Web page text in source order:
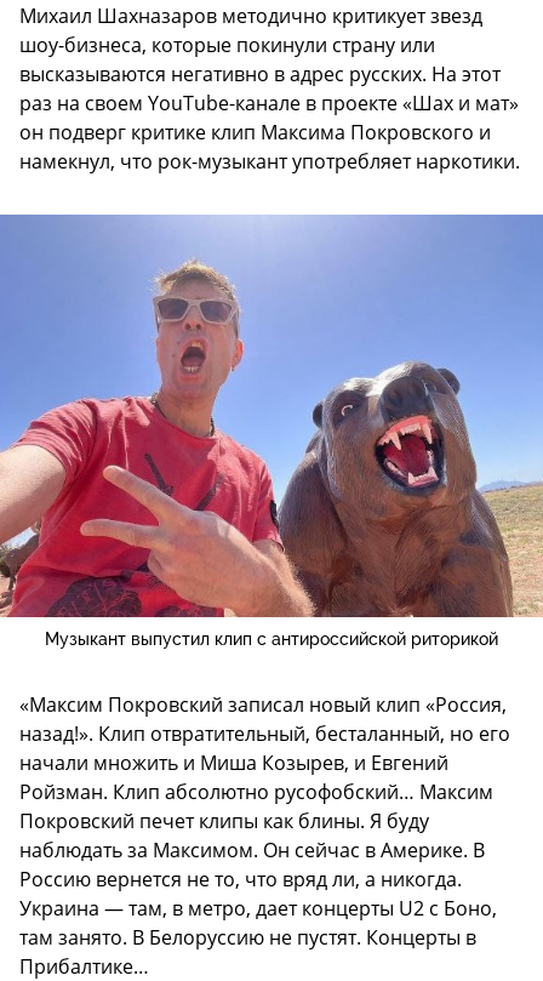
Михаил Шахназаров методично критикует звезд
шоу-бизнеса, которые покинули страну или
высказываются негативно в адрес русских. На этот
раз на своем YouTube-канале в проекте «Шах и мат»
он подверг критике клип Максима Покровского и
намекнул, что рок-музыкант употребляет наркотики.
Музыкант выпустил клип с антироссийской риторикой
«Максим Покровский записал новый клип «Россия,
назад!». Клип отвратительный, бесталанный, но его
начали множить и Миша Козырев, и Евгений
Ройзман. Клип абсолютно русофобский… Максим
Покровский печет клипы как блины. Я буду
наблюдать за Максимом. Он сейчас в Америке. В
Россию вернется не то, что вряд ли, а никогда.
Украина — там, в метро, дает концерты U2 с Боно,
там занято. В Белоруссию не пустят. Концерты в
Прибалтике…